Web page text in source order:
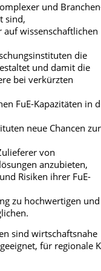
und
sind,
wissenschaftlichen
die
und damit die
bei verkürzten
FuE-Kapazitäten in
neue Chancen zur
von
anzubieten,
Risiken ihrer FuE-
zu hochwertigen und
sind wirtschaftsnahe
für regionale